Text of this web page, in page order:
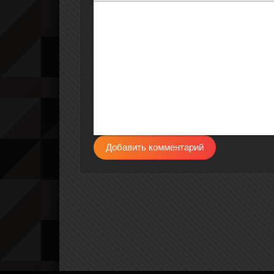
Полужирный
КурсивПодчеркнутый
ЗачеркнутыйВыравнивание
Добавить комментарий